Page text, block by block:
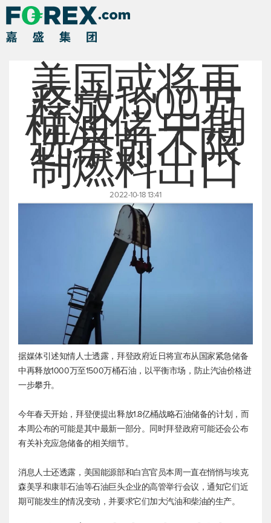
美国或将再
释放1500万
桶油储 中期
选举前不限
制燃料出口
2022-10-18 13:41
据媒体引述知情人士透露，拜登政府近日将宣布从国家紧急储备
中再释放1000万至1500万桶石油，以平衡市场，防止汽油价格进
一步攀升。
今年春天开始，拜登便提出释放1.8亿桶战略石油储备的计划，而
本周公布的可能是其中最新一部分。同时拜登政府可能还会公布
有关补充应急储备的相关细节。
消息人士还透露，美国能源部和白宫官员本周一直在悄悄与埃克
森美孚和康菲石油等石油巨头企业的高管举行会议，通知它们近
期可能发生的情况变动，并要求它们加大汽油和柴油的生产。